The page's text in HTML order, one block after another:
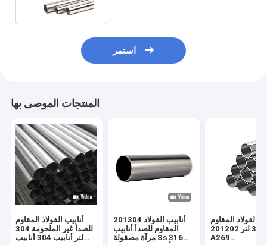
استمر
المنتجات الموصى بها
أنابيب الفولاذ المقاوم
للصدأ غير الملحومة 304
لتر أنابيب 304 أنابيب
201304 أنابيب الفولاذ
المقاوم للصدأ أنابيب
مرآة مصقولة Ss 316
الفولاذ المقاوم
للصدأ 316 لتر 201202
A269